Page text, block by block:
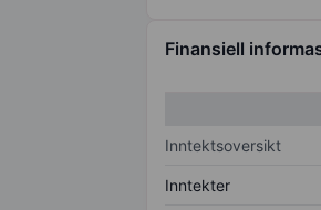
Finansiell
Inntektsoversikt
Inntekter